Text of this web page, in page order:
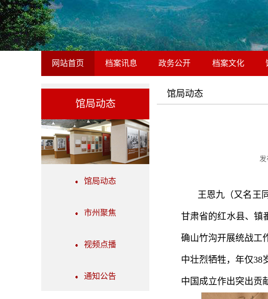
网站首页 档案讯息 政务公开 档案文化
馆局动态
馆局动态
市州聚焦
视频点播
通知公告
馆局动态
发
王恩九（又名王
甘肃省的红水县、镇
确山竹沟开展统战工
中壮烈牺牲，年仅38
中国成立作出突出贡